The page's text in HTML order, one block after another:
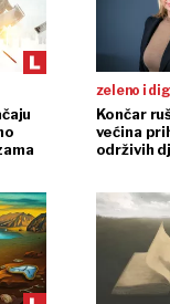
zeleno i
Končar
većina
održivih